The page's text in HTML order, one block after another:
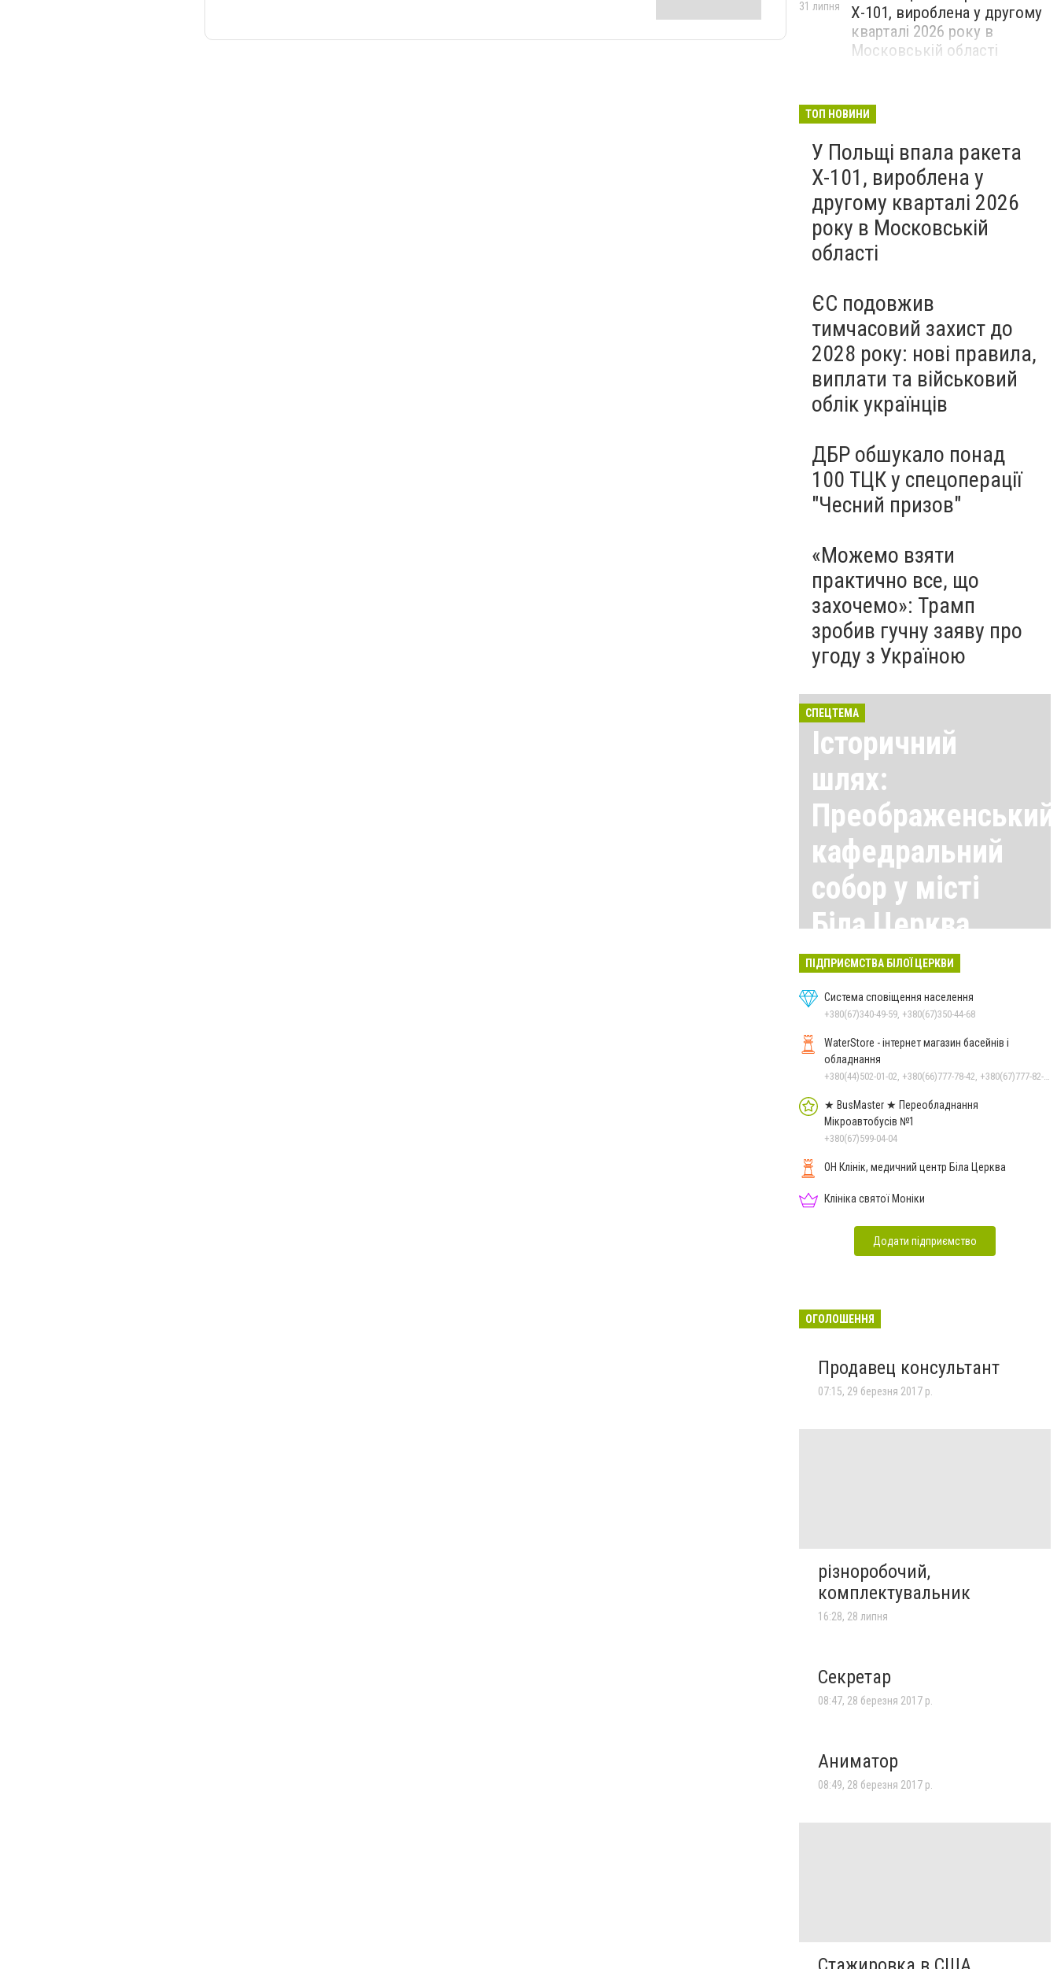
Х-101, вироблена у другому
кварталі 2026 року в
Московській області
31 липня
ТОП НОВИНИ
У Польщі впала ракета
Х-101, вироблена у
другому кварталі 2026
року в Московській
області
ЄС подовжив
тимчасовий захист до
2028 року: нові правила,
виплати та військовий
облік українців
ДБР обшукало понад
100 ТЦК у спецоперації
"Чесний призов"
«Можемо взяти
практично все, що
захочемо»: Трамп
зробив гучну заяву про
угоду з Україною
СПЕЦТЕМА
Історичний
шлях:
Преображенський
кафедральний
собор у місті
Біла Церква
Всі матеріали тут
ПІДПРИЄМСТВА БІЛОЇ ЦЕРКВИ
Система сповіщення населення
+380(67)340-49-59, +380(67)350-44-68
WaterStore - інтернет магазин басейнів і
обладнання
★ BusMaster ★ Переобладнання
Мікроавтобусів №1
+380(67)599-04-04
ОН Клінік, медичний центр Біла Церква
Клініка святої Моніки
Додати підприємство
ОГОЛОШЕННЯ
Продавец консультант
07:15, 29 березня 2017 р.
різноробочий,
комплектувальник
16:28, 28 липня
Секретар
08:47, 28 березня 2017 р.
Аниматор
08:49, 28 березня 2017 р.